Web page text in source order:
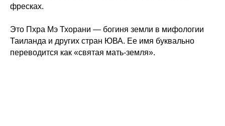
фресках.
Это Пхра Мэ Тхорани — богиня земли в мифологии
Таиланда и других стран ЮВА. Ее имя буквально
переводится как «святая мать-земля».